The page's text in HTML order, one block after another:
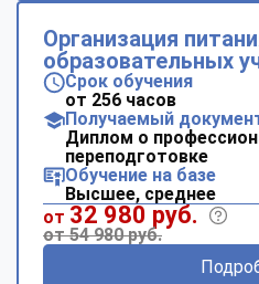
Организация
образовательных
Срок обучения
от 256 часов
Получаемый
Диплом о
переподготовке
Обучение на базе
Высшее, среднее
от 32 980 руб.
от 54 980 руб.